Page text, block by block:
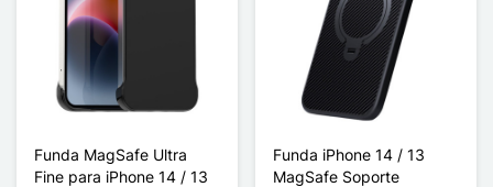
Funda MagSafe Ultra
Fine para iPhone 14 / 13
Funda iPhone 14 / 13
MagSafe Soporte